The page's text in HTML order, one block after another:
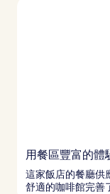
用餐區豐富的體
這家飯店的餐廳供
舒適的咖啡館完善